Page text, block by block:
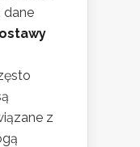
dane
z